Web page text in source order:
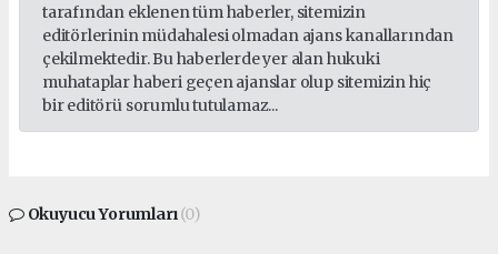
tarafından eklenen tüm haberler, sitemizin
editörlerinin müdahalesi olmadan ajans kanallarından
çekilmektedir. Bu haberlerde yer alan hukuki
muhataplar haberi geçen ajanslar olup sitemizin hiç
bir editörü sorumlu tutulamaz...
Okuyucu Yorumları(0)